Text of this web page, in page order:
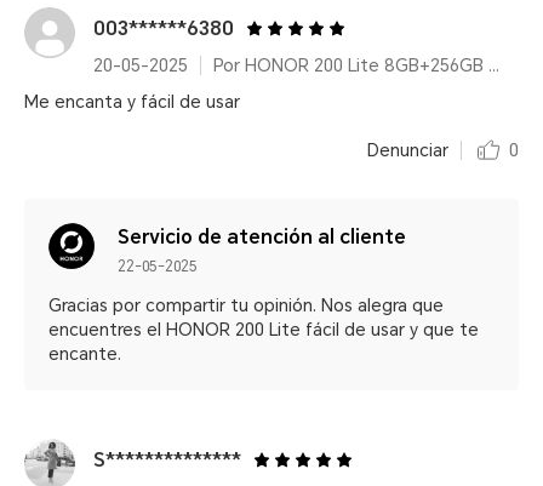
003******6380
20-05-2025
Por HONOR 200 Lite 8GB+256GB Midnight Black
Me encanta y fácil de usar
Denunciar 0
Servicio de atención al cliente
22-05-2025
Gracias por compartir tu opinión. Nos alegra que
encuentres el HONOR 200 Lite fácil de usar y que te
encante.
S**************